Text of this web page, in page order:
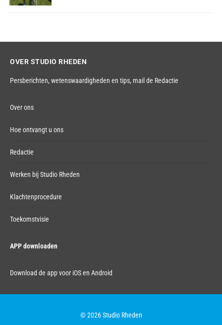
OVER STUDIO RHEDEN
Persberichten, wetenswaardigheden en tips, mail de Redactie
Over ons
Hoe ontvangt u ons
Redactie
Werken bij Studio Rheden
Klachtenprocedure
Toekomstvisie
APP downloaden
Download de app voor iOS en Android
© 2026 Studio Rheden